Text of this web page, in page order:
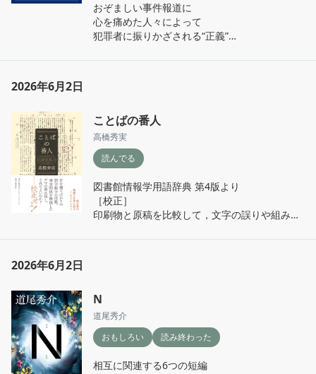
言葉自体はじめて知った
あの独特の匂いを感じるのは
世界共通なのだなぁと
おぞましい事件報道に
心を痛めた人々によって
犯罪者に振りかざされる“正義”
更紗と文（あや）の｢真実」は
押し潰されていく
自分も同じような仕打ちを
してしまったことがあるのではないか
そんな怖さを感じた
映画を観ているように聴けた
2026年6月2日
ことばの番人
高橋秀実
読んでる
図書館情報学用語辞典 第4版より
［校正］
印刷物と原稿を比較して，文字の誤りや組み方
面白エピソード満載の本
奈良時代
約5000巻にも及ぶ経典の複製には
誤字脱字をチェックする｢校生」がおり
2026年6月2日
N
道尾秀介
おもしろい
読み終わった
相互に関連する6つの短編